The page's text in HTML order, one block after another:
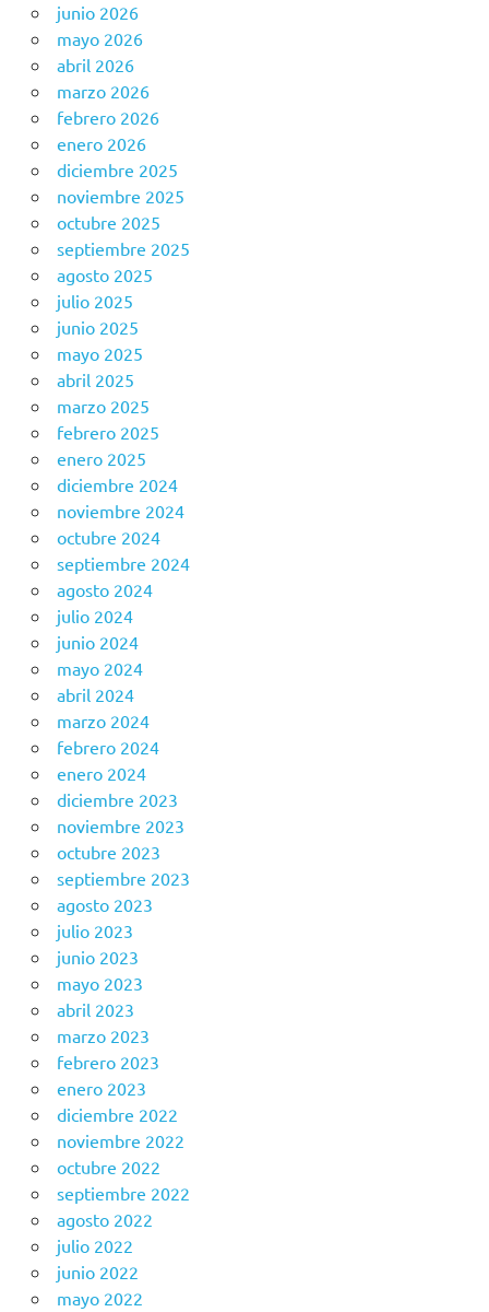
junio 2026
mayo 2026
abril 2026
marzo 2026
febrero 2026
enero 2026
diciembre 2025
noviembre 2025
octubre 2025
septiembre 2025
agosto 2025
julio 2025
junio 2025
mayo 2025
abril 2025
marzo 2025
febrero 2025
enero 2025
diciembre 2024
noviembre 2024
octubre 2024
septiembre 2024
agosto 2024
julio 2024
junio 2024
mayo 2024
abril 2024
marzo 2024
febrero 2024
enero 2024
diciembre 2023
noviembre 2023
octubre 2023
septiembre 2023
agosto 2023
julio 2023
junio 2023
mayo 2023
abril 2023
marzo 2023
febrero 2023
enero 2023
diciembre 2022
noviembre 2022
octubre 2022
septiembre 2022
agosto 2022
julio 2022
junio 2022
mayo 2022